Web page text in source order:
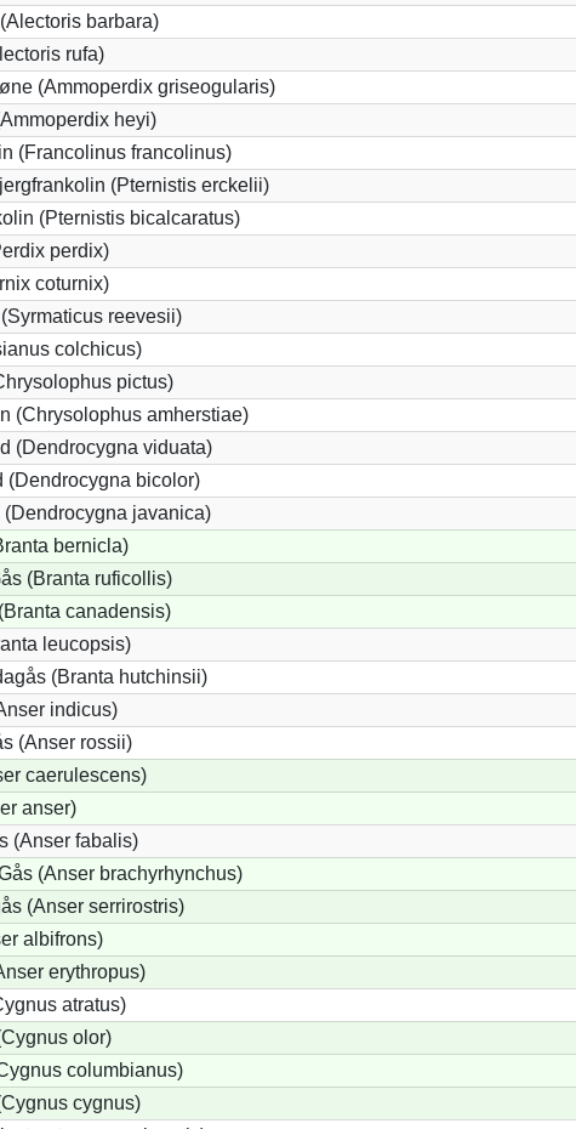
barbara)
rufa)
(Ammoperdix griseogularis)
heyi)
(Francolinus francolinus)
(Pternistis erckelii)
(Pternistis bicalcaratus)
perdix)
coturnix)
reevesii)
colchicus)
pictus)
(Chrysolophus amherstiae)
(Dendrocygna viduata)
(Dendrocygna bicolor)
javanica)
bernicla)
(Branta ruficollis)
canadensis)
leucopsis)
(Branta hutchinsii)
indicus)
(Anser rossii)
caerulescens)
anser)
(Anser fabalis)
(Anser brachyrhynchus)
(Anser serrirostris)
albifrons)
erythropus)
atratus)
olor)
columbianus)
cygnus)